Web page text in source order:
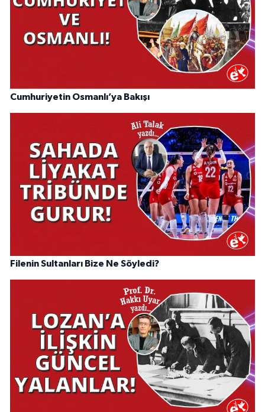
Cumhuriyetin Osmanlı’ya Bakışı
Filenin Sultanları Bize Ne Söyledi?